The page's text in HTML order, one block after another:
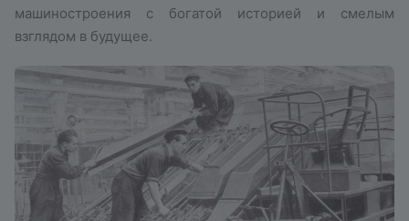
машиностроения с богатой историей и смелым
взглядом в будущее.